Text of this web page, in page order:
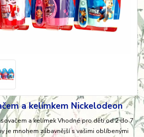
a kelímkem Nickelodeon
a kelímek Vhodné pro děti od 2 do 7
je mnohem zábavnější s vašimi oblíbenými